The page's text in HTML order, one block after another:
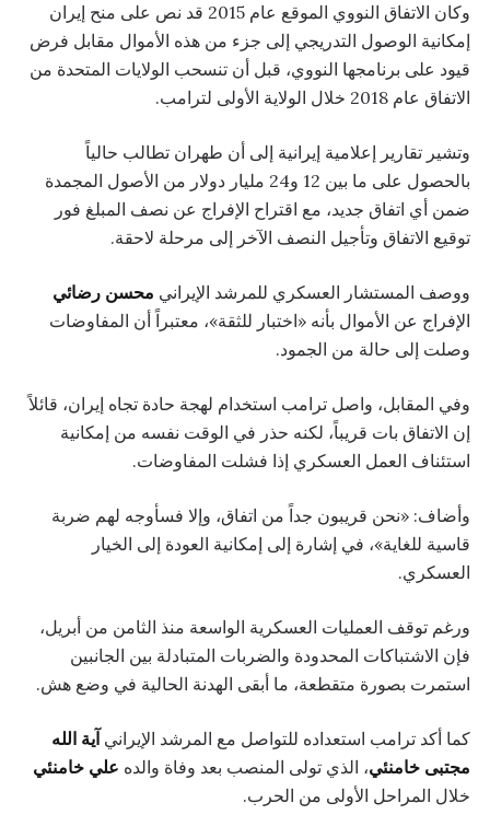
وكان الاتفاق النووي الموقع عام 2015 قد نص على منح إيران
إمكانية الوصول التدريجي إلى جزء من هذه الأموال مقابل فرض
قيود على برنامجها النووي، قبل أن تنسحب الولايات المتحدة من
الاتفاق عام 2018 خلال الولاية الأولى لترامب.
وتشير تقارير إعلامية إيرانية إلى أن طهران تطالب حالياً
بالحصول على ما بين 12 و24 مليار دولار من الأصول المجمدة
ضمن أي اتفاق جديد، مع اقتراح الإفراج عن نصف المبلغ فور
توقيع الاتفاق وتأجيل النصف الآخر إلى مرحلة لاحقة.
ووصف المستشار العسكري للمرشد الإيراني محسن رضائي
الإفراج عن الأموال بأنه «اختبار للثقة»، معتبراً أن المفاوضات
وصلت إلى حالة من الجمود.
وفي المقابل، واصل ترامب استخدام لهجة حادة تجاه إيران، قائلاً
إن الاتفاق بات قريباً، لكنه حذر في الوقت نفسه من إمكانية
استئناف العمل العسكري إذا فشلت المفاوضات.
وأضاف: «نحن قريبون جداً من اتفاق، وإلا فسأوجه لهم ضربة
قاسية للغاية»، في إشارة إلى إمكانية العودة إلى الخيار
العسكري.
ورغم توقف العمليات العسكرية الواسعة منذ الثامن من أبريل،
فإن الاشتباكات المحدودة والضربات المتبادلة بين الجانبين
استمرت بصورة متقطعة، ما أبقى الهدنة الحالية في وضع هش.
كما أكد ترامب استعداده للتواصل مع المرشد الإيراني آية الله
مجتبى خامنئي، الذي تولى المنصب بعد وفاة والده علي خامنئي
خلال المراحل الأولى من الحرب.